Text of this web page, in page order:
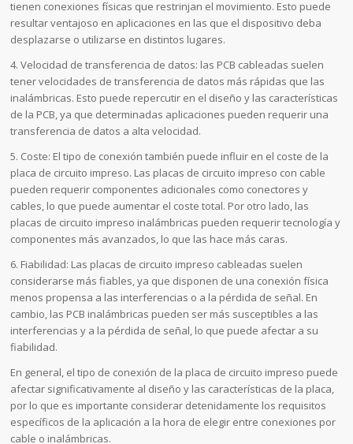
tienen conexiones físicas que restrinjan el movimiento. Esto puede
resultar ventajoso en aplicaciones en las que el dispositivo deba
desplazarse o utilizarse en distintos lugares.
4. Velocidad de transferencia de datos: las PCB cableadas suelen
tener velocidades de transferencia de datos más rápidas que las
inalámbricas. Esto puede repercutir en el diseño y las características
de la PCB, ya que determinadas aplicaciones pueden requerir una
transferencia de datos a alta velocidad.
5. Coste: El tipo de conexión también puede influir en el coste de la
placa de circuito impreso. Las placas de circuito impreso con cable
pueden requerir componentes adicionales como conectores y
cables, lo que puede aumentar el coste total. Por otro lado, las
placas de circuito impreso inalámbricas pueden requerir tecnología y
componentes más avanzados, lo que las hace más caras.
6. Fiabilidad: Las placas de circuito impreso cableadas suelen
considerarse más fiables, ya que disponen de una conexión física
menos propensa a las interferencias o a la pérdida de señal. En
cambio, las PCB inalámbricas pueden ser más susceptibles a las
interferencias y a la pérdida de señal, lo que puede afectar a su
fiabilidad.
En general, el tipo de conexión de la placa de circuito impreso puede
afectar significativamente al diseño y las características de la placa,
por lo que es importante considerar detenidamente los requisitos
específicos de la aplicación a la hora de elegir entre conexiones por
cable o inalámbricas.